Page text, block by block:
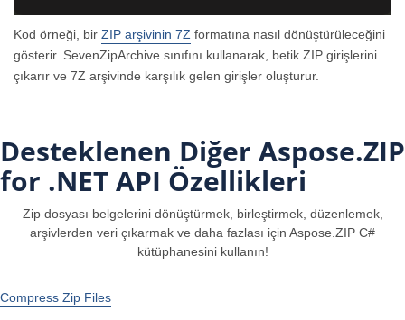
Kod örneği, bir ZIP arşivinin 7Z formatına nasıl dönüştürüleceğini
gösterir. SevenZipArchive sınıfını kullanarak, betik ZIP girişlerini
çıkarır ve 7Z arşivinde karşılık gelen girişler oluşturur.
Desteklenen Diğer Aspose.ZIP
for .NET API Özellikleri
Zip dosyası belgelerini dönüştürmek, birleştirmek, düzenlemek,
arşivlerden veri çıkarmak ve daha fazlası için Aspose.ZIP C#
kütüphanesini kullanın!
Compress Zip Files